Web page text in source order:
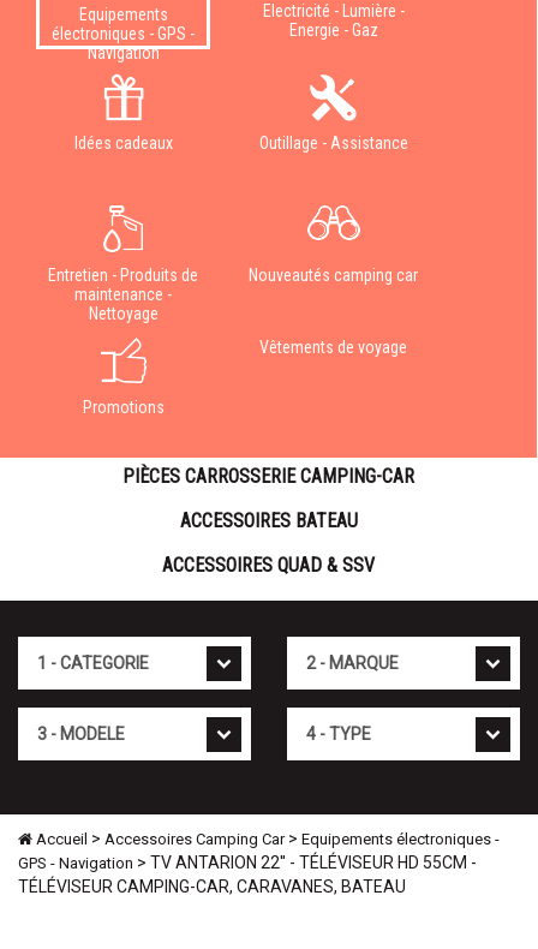
Equipements
électroniques - GPS -
Navigation
Electricité - Lumière -
Energie - Gaz
Idées cadeaux Outillage - Assistance
Entretien - Produits de
maintenance -
Nettoyage
Nouveautés camping car
Promotions
Vêtements de voyage
PIÈCES CARROSSERIE CAMPING-CAR
ACCESSOIRES BATEAU
ACCESSOIRES QUAD & SSV
Accueil > Accessoires Camping Car> Equipements électroniques -
GPS - Navigation > TV ANTARION 22'' - TÉLÉVISEUR HD 55CM -
TÉLÉVISEUR CAMPING-CAR, CARAVANES, BATEAU